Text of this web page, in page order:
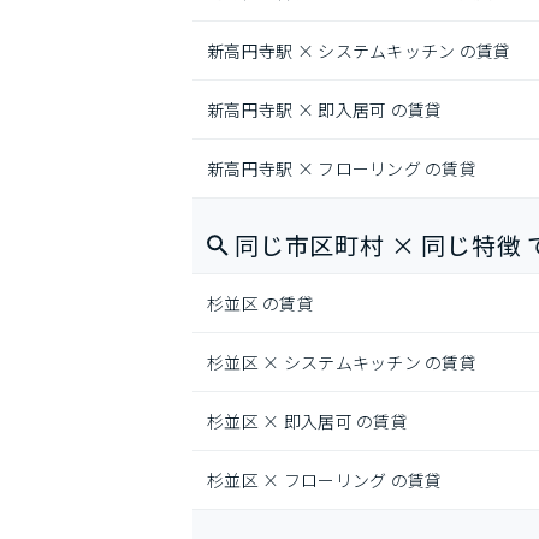
新高円寺駅 × システムキッチン の賃貸
新高円寺駅 × 即入居可 の賃貸
新高円寺駅 × フローリング の賃貸
同じ市区町村 × 同じ特徴
杉並区 の賃貸
杉並区 × システムキッチン の賃貸
杉並区 × 即入居可 の賃貸
杉並区 × フローリング の賃貸